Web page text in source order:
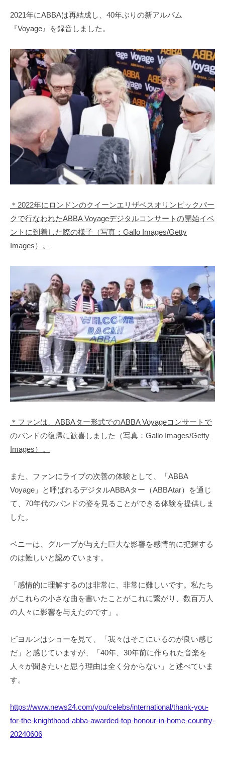
2021年にABBAは再結成し、40年ぶりの新アルバム
『Voyage』を録音しました。
＊2022年にロンドンのクイーンエリザベスオリンピックパー
クで行なわれたABBA Voyageデジタルコンサートの開始イベ
ントに到着した際の様子（写真：Gallo Images/Getty
Images）。
＊ファンは、ABBAター形式でのABBA Voyageコンサートで
のバンドの復帰に歓喜しました（写真：Gallo Images/Getty
Images）。
また、ファンにライブの次善の体験として、「ABBA
Voyage」と呼ばれるデジタルABBAター（ABBAtar）を通じ
て、70年代のバンドの姿を見ることができる体験を提供しま
した。
ベニーは、グループが与えた巨大な影響を感情的に把握する
のは難しいと認めています。
「感情的に理解するのは非常に、非常に難しいです。私たち
がこれらの小さな曲を書いたことがこれに繋がり、数百万人
の人々に影響を与えたのです」。
ビヨルンはショーを見て、「我々はそこにいるのが良い感じ
だ」と感じていますが、「40年、30年前に作られた音楽を
人々が聞きたいと思う理由は全く分からない」と述べていま
す。
https://www.news24.com/you/celebs/international/thank-you-
for-the-knighthood-abba-awarded-top-honour-in-home-country-
20240606